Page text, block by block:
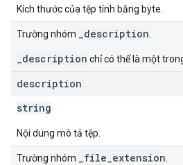
Kích thước của tệp tính bằng byte.
Trường nhóm _description
_description chỉ có thể là một
description
string
Nội dung mô tả tệp.
Trường nhóm _file_extension